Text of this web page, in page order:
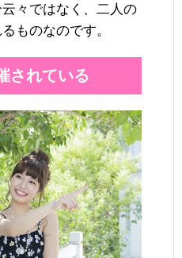
々ではなく、二人の
ものなのです。
されている